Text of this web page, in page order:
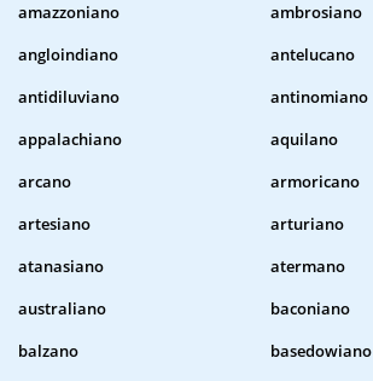
amazzoniano
ambrosiano
angloindiano
antelucano
antidiluviano
antinomiano
appalachiano
aquilano
arcano
armoricano
artesiano
arturiano
atanasiano
atermano
australiano
baconiano
balzano
basedowiano